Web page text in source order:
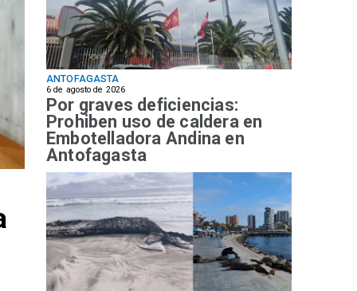
ANTOFAGASTA
6 de agosto de 2026
Por graves deficiencias:
Prohiben uso de caldera en
Embotelladora Andina en
Antofagasta